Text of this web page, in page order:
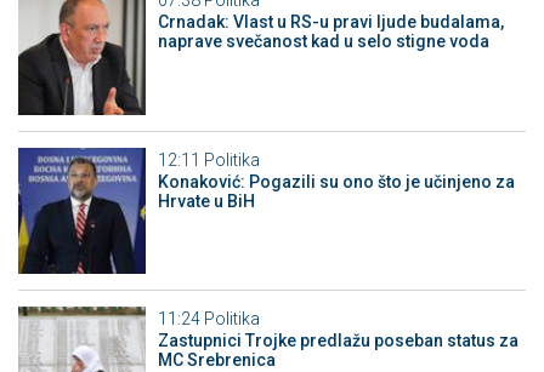
Crnadak: Vlast u RS-u pravi ljude budalama,
naprave svečanost kad u selo stigne voda
12:11 Politika
Konaković: Pogazili su ono što je učinjeno za
Hrvate u BiH
11:24 Politika
Zastupnici Trojke predlažu poseban status za
MC Srebrenica